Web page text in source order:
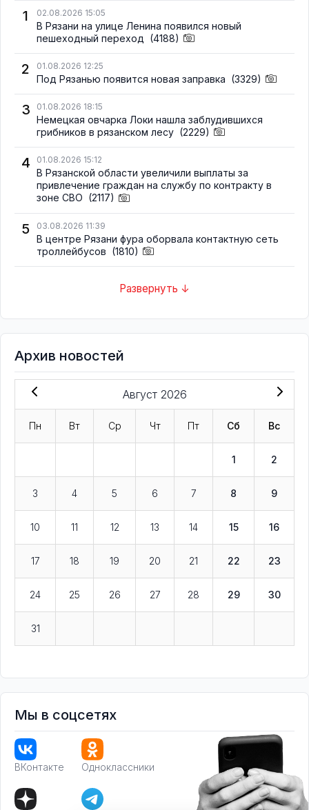
1
02.08.2026 15:05
В Рязани на улице Ленина появился новый
пешеходный переход (4188)
2 01.08.2026 12:25
Под Рязанью появится новая заправка (3329)
3 01.08.2026 18:15
Немецкая овчарка Локи нашла заблудившихся
грибников в рязанском лесу (2229)
4 01.08.2026 15:12
В Рязанской области увеличили выплаты за
привлечение граждан на службу по контракту в
зоне СВО (2117)
5 03.08.2026 11:39
В центре Рязани фура оборвала контактную сеть
троллейбусов (1810)
Развернуть ↓
Архив новостей
Август 2026
Пн Вт Ср Чт Пт Сб Вс
1 2
3 4 5 6 7 8 9
10 11 12 13 14 15 16
17 18 19 20 21 22 23
24 25 26 27 28 29 30
31
Мы в соцсетях
ВКонтакте Одноклассники